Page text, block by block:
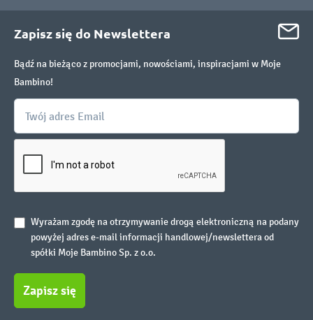
Zapisz się do Newslettera
Bądź na bieżąco z promocjami, nowościami, inspiracjami w Moje
Bambino!
Wyrażam zgodę na otrzymywanie drogą elektroniczną na podany
powyżej adres e-mail informacji handlowej/newslettera od
spółki Moje Bambino Sp. z o.o.
Zapisz się